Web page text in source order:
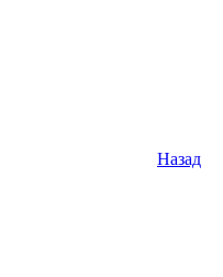
Назад